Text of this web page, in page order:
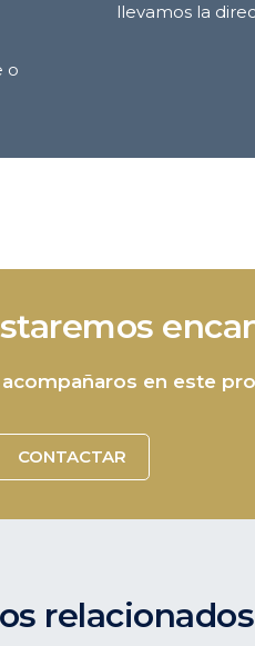
o
llevamos la
en este
CONTACTAR
relacionados